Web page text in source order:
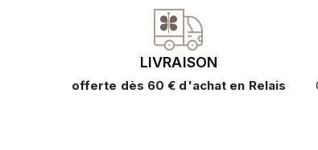
LIVRAISON
offerte dès 60 € d'achat en Relais